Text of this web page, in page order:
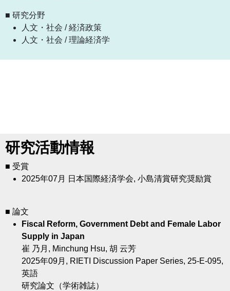
■ 研究分野
人文・社会 / 経済政策
人文・社会 / 理論経済学
研究活動情報
■ 受賞
2025年07月
日本国際経済学会, 小島清賞研究奨励賞
■ 論文
Fiscal Reform, Government Debt and Female Labor
Supply in Japan
崔 乃月, Minchung Hsu, 胡 云芳
2025年09月, RIETI Discussion Paper Series, 25-E-095,
英語
研究論文（学術雑誌）